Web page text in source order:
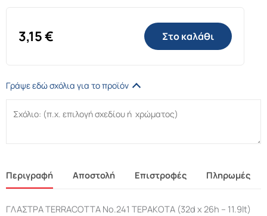
3,15€ Στο καλάθι
Γράψε εδώ σχόλια για το προϊόν
Περιγραφή Αποστολή Επιστροφές Πληρωμές
ΓΛΑΣΤΡΑ TERRACOTTA Νο.241 ΤΕΡΑΚΟΤΑ (32d x 26h – 11.9lt)